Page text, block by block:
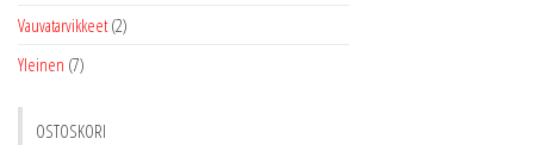
Vauvatarvikkeet (2)
Yleinen (7)
OSTOSKORI